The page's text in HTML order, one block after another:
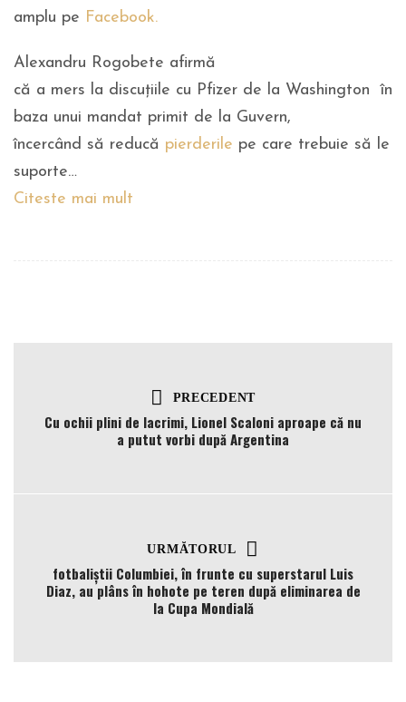
amplu pe Facebook.
Alexandru Rogobete afirmă
că a mers la discuţiile cu Pfizer de la Washington în
baza unui mandat primit de la Guvern,
încercând să reducă pierderile pe care trebuie să le
suporte…
Citeste mai mult
PRECEDENT
Cu ochii plini de lacrimi, Lionel Scaloni aproape că nu
a putut vorbi după Argentina
URMĂTORUL
fotbaliștii Columbiei, în frunte cu superstarul Luis
Diaz, au plâns în hohote pe teren după eliminarea de
la Cupa Mondială